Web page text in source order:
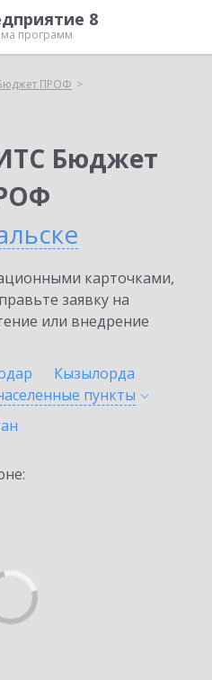
8
программ
ПРОФ
Бюджет
карточками,
заявку на
или внедрение
Кызылорда
пункты